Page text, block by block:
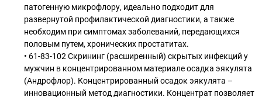
патогенную микрофлору, идеально подходит для
развернутой профилактической диагностики, а также
необходим при симптомах заболеваний, передающихся
половым путем, хронических простатитах.
• 61-83-102 Скрининг (расширенный) скрытых инфекций у
мужчин в концентрированном материале осадка эякулята
(Андрофлор). Концентрированный осадок эякулята –
инновационный метод диагностики. Концентрат позволяет